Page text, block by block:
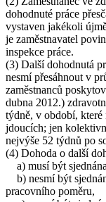
dohodnuté práce
vystaven jakékoli
je zaměstnavatel
inspekce práce.
(3) Další dohodnutá
nesmí přesáhnout v
zaměstnanců
dubna 2012.)
týdně, v období, které
jdoucích; jen
nejvýše 52 týdnů po
(4) Dohoda o další
a) musí být
b) nesmí být
pracovního poměru,